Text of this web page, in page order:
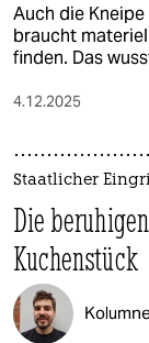
Auch die
braucht
finden. Das
4.12.2025
Staatlicher
Die
Kuchenstück